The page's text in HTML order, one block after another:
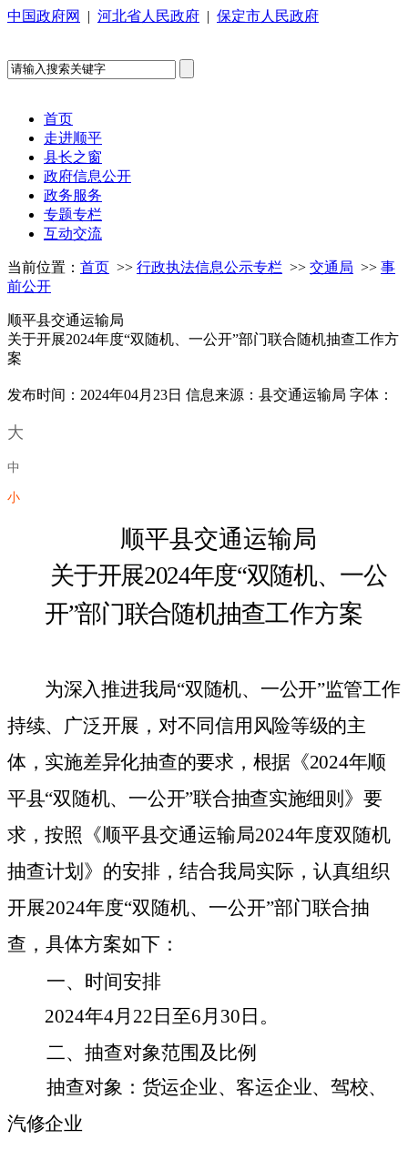
中国政府网 | 河北省人民政府 | 保定市人民政府
首页
走进顺平
县长之窗
政府信息公开
政务服务
专题专栏
互动交流
当前位置： 首页 >> 行政执法信息公示专栏 >> 交通局 >> 事
前公开
顺平县交通运输局
关于开展2024年度“双随机、一公开”部门联合随机抽查工作方
案
发布时间：2024年04月23日 信息来源：县交通运输局 字体：
大
中
小
顺平县交通运输局
关于开展2024年度“双随机、一公
开”部门联合随机抽查工作方案
为深入推进我局“双随机、一公开”监管工作
持续、广泛开展，对不同信用风险等级的主
体，实施差异化抽查的要求，根据《2024年顺
平县“双随机、一公开”联合抽查实施细则》要
求，按照 《顺平县交通运输局2024年度双随机
抽查计划》的安排，结合我局实际，认真组织
开展2024年度“双随机、一公开”部门联合抽
查，具体方案如下：
一、时间安排
2024年4月 22 日 至6 月 30 日 。
二、抽查对象范围及比例
抽查对象： 货运企业、客运企业、驾校、
汽修企业